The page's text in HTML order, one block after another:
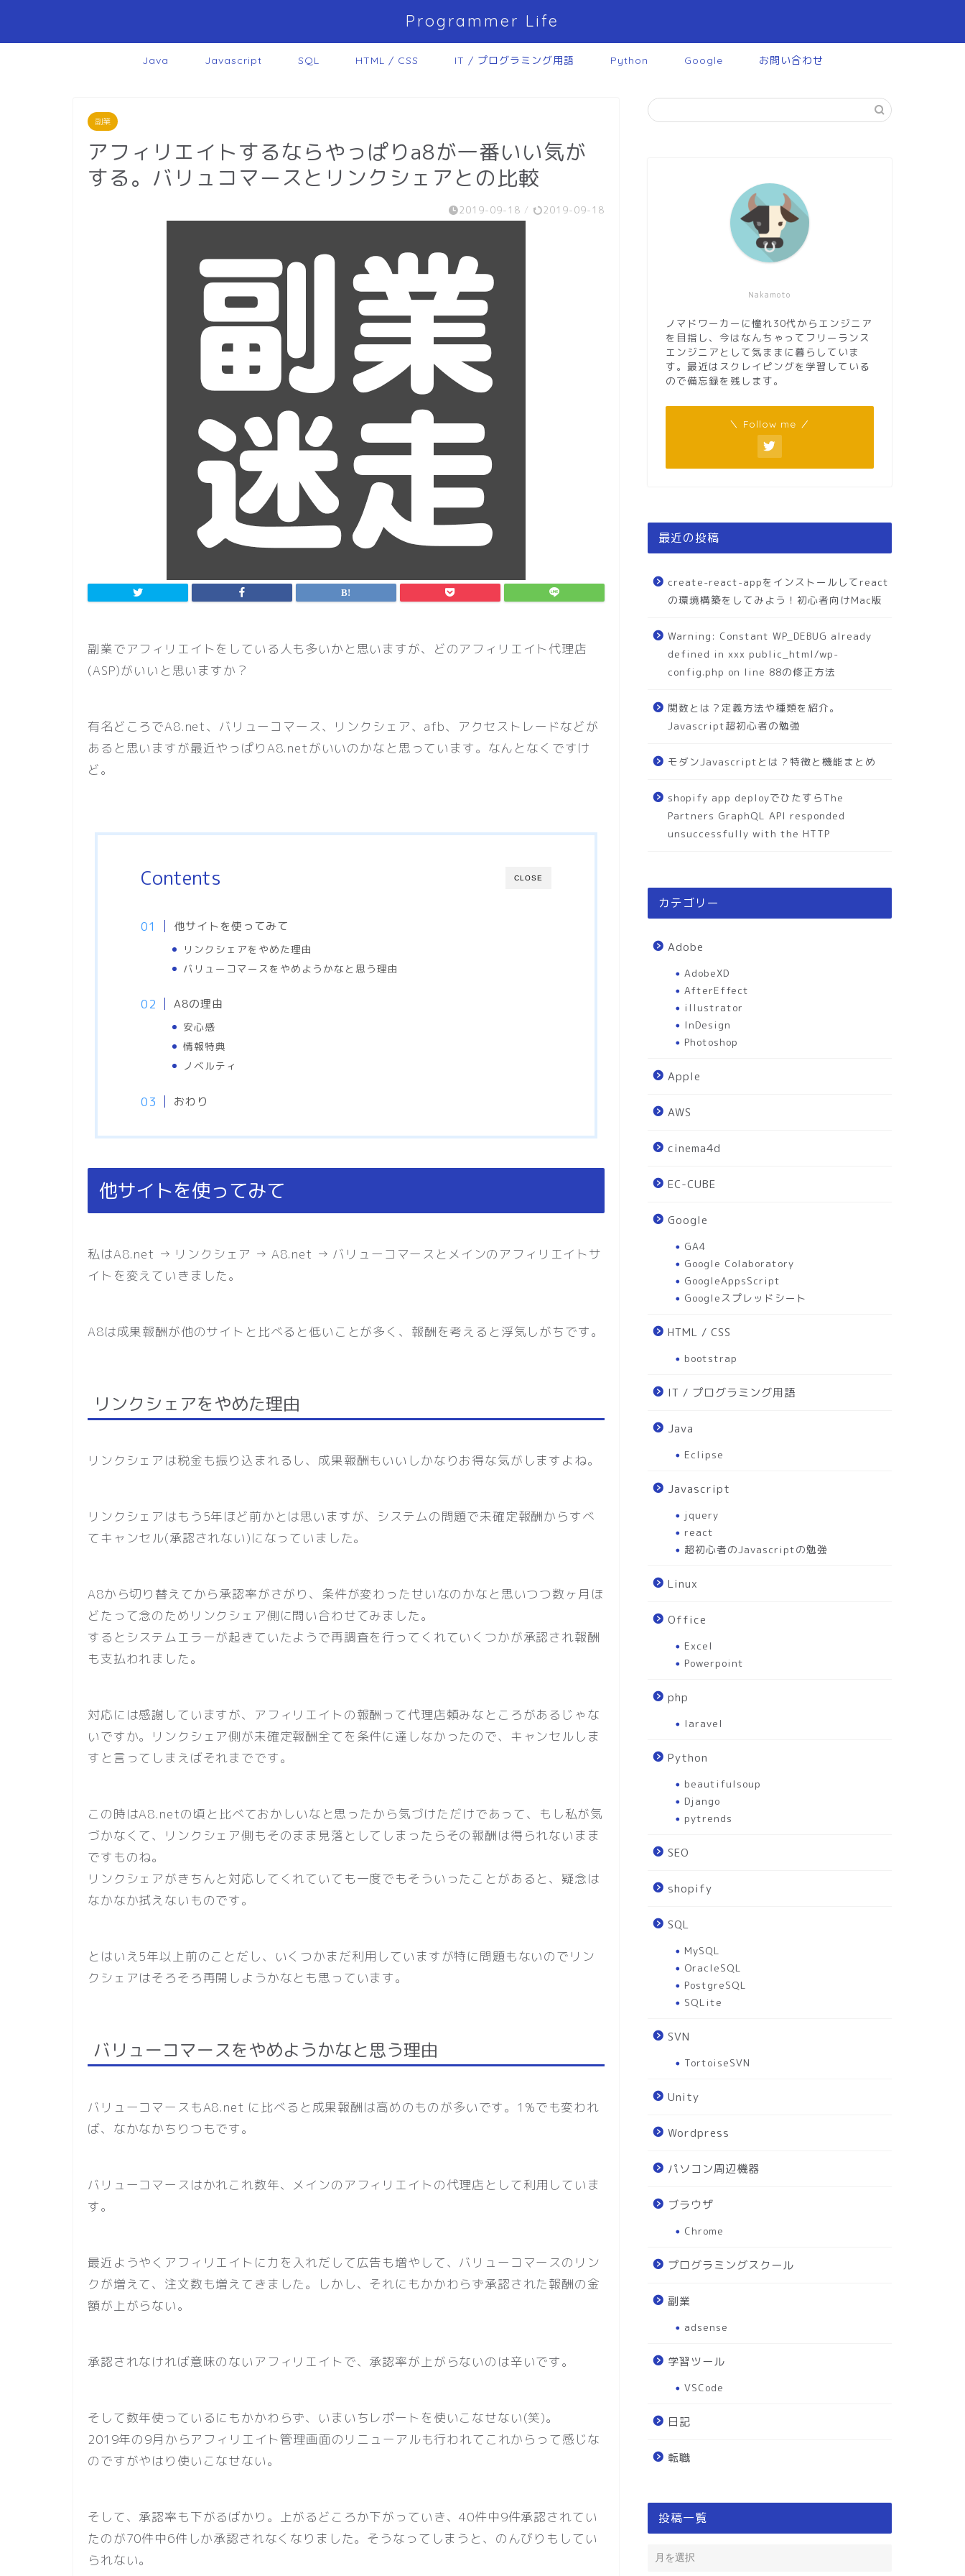
Programmer Life
Java Javascript SQL HTML / CSS IT / プログラミング用語 Python Google お問い合わせ
副業
アフィリエイトするならやっぱりa8が一番いい気が
する。バリュコマースとリンクシェアとの比較
2019-09-18 / 2019-09-18
副業でアフィリエイトをしている人も多いかと思いますが、どのアフィリエイト代理店
(ASP)がいいと思いますか？
有名どころでA8.net、バリューコマース、リンクシェア、afb、アクセストレードなどが
あると思いますが最近やっぱりA8.netがいいのかなと思っています。なんとなくですけ
ど。
CLOSE
Contents
他サイトを使ってみて
リンクシェアをやめた理由
バリューコマースをやめようかなと思う理由
A8の理由
安心感
情報特典
ノベルティ
おわり
他サイトを使ってみて
私はA8.net → リンクシェア → A8.net → バリューコマースとメインのアフィリエイトサ
イトを変えていきました。
A8は成果報酬が他のサイトと比べると低いことが多く、報酬を考えると浮気しがちです。
リンクシェアをやめた理由
リンクシェアは税金も振り込まれるし、成果報酬もいいしかなりお得な気がしますよね。
リンクシェアはもう5年ほど前かとは思いますが、システムの問題で未確定報酬からすべ
てキャンセル(承認されない)になっていました。
A8から切り替えてから承認率がさがり、条件が変わったせいなのかなと思いつつ数ヶ月ほ
どたって念のためリンクシェア側に問い合わせてみました。
するとシステムエラーが起きていたようで再調査を行ってくれていくつかが承認され報酬
も支払われました。
対応には感謝していますが、アフィリエイトの報酬って代理店頼みなところがあるじゃな
いですか。リンクシェア側が未確定報酬全てを条件に達しなかったので、キャンセルしま
すと言ってしまえばそれまでです。
この時はA8.netの頃と比べておかしいなと思ったから気づけただけであって、もし私が気
づかなくて、リンクシェア側もそのまま見落としてしまったらその報酬は得られないまま
ですものね。
リンクシェアがきちんと対応してくれていても一度でもそういったことがあると、疑念は
なかなか拭えないものです。
とはいえ5年以上前のことだし、いくつかまだ利用していますが特に問題もないのでリン
クシェアはそろそろ再開しようかなとも思っています。
バリューコマースをやめようかなと思う理由
バリューコマースもA8.net に比べると成果報酬は高めのものが多いです。1%でも変われ
ば、なかなかちりつもです。
バリューコマースはかれこれ数年、メインのアフィリエイトの代理店として利用していま
す。
最近ようやくアフィリエイトに力を入れだして広告も増やして、バリューコマースのリン
クが増えて、注文数も増えてきました。しかし、それにもかかわらず承認された報酬の金
額が上がらない。
承認されなければ意味のないアフィリエイトで、承認率が上がらないのは辛いです。
そして数年使っているにもかかわらず、いまいちレポートを使いこなせない(笑)。
2019年の9月からアフィリエイト管理画面のリニューアルも行われてこれからって感じな
のですがやはり使いこなせない。
そして、承認率も下がるばかり。上がるどころか下がっていき、40件中9件承認されてい
たのが70件中6件しか承認されなくなりました。そうなってしまうと、のんびりもしてい
られない。
Nakamoto
ノマドワーカーに憧れ30代からエンジニア
を目指し、今はなんちゃってフリーランス
エンジニアとして気ままに暮らしていま
す。最近はスクレイピングを学習している
ので備忘録を残します。
＼ Follow me ／
最近の投稿
create-react-appをインストールしてreact
の環境構築をしてみよう！初心者向けMac版
Warning: Constant WP_DEBUG already
defined in xxx public_html/wp-
config.php on line 88の修正方法
関数とは？定義方法や種類を紹介。
Javascript超初心者の勉強
モダンJavascriptとは？特徴と機能まとめ
shopify app deployでひたすらThe
Partners GraphQL API responded
unsuccessfully with the HTTP
カテゴリー
Adobe
AdobeXD
AfterEffect
illustrator
InDesign
Photoshop
Apple
AWS
cinema4d
EC-CUBE
Google
GA4
Google Colaboratory
GoogleAppsScript
Googleスプレッドシート
HTML / CSS
bootstrap
IT / プログラミング用語
Java
Eclipse
Javascript
jquery
react
超初心者のJavascriptの勉強
Linux
Office
Excel
Powerpoint
php
laravel
Python
beautifulsoup
Django
pytrends
SEO
shopify
SQL
MySQL
OracleSQL
PostgreSQL
SQLite
SVN
TortoiseSVN
Unity
Wordpress
パソコン周辺機器
ブラウザ
Chrome
プログラミングスクール
副業
adsense
学習ツール
VSCode
日記
転職
投稿一覧